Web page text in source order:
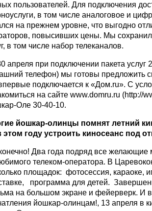
пользователей. Для подключения
в том числе аналоговое и
на прежнем уровне, что выгодно
повысивших цены. Мы
в том числе набор телеканалов.
апреля при подключении пакета услуг
телефон) мы готовы предложить
подключается к «Дом.ru». С
на сайте www.domru.ru (http://
Оле 30-40-10.
йошкар-олинцы помнят летний
этом году устроить киносеанс под
Два года подряд все желающие
телеком-оператора. В
площадок: фотосессия, караоке,
программа для детей.
на большом экране и фейерверк. И в
йошкар-олинцам!, 13 апреля в